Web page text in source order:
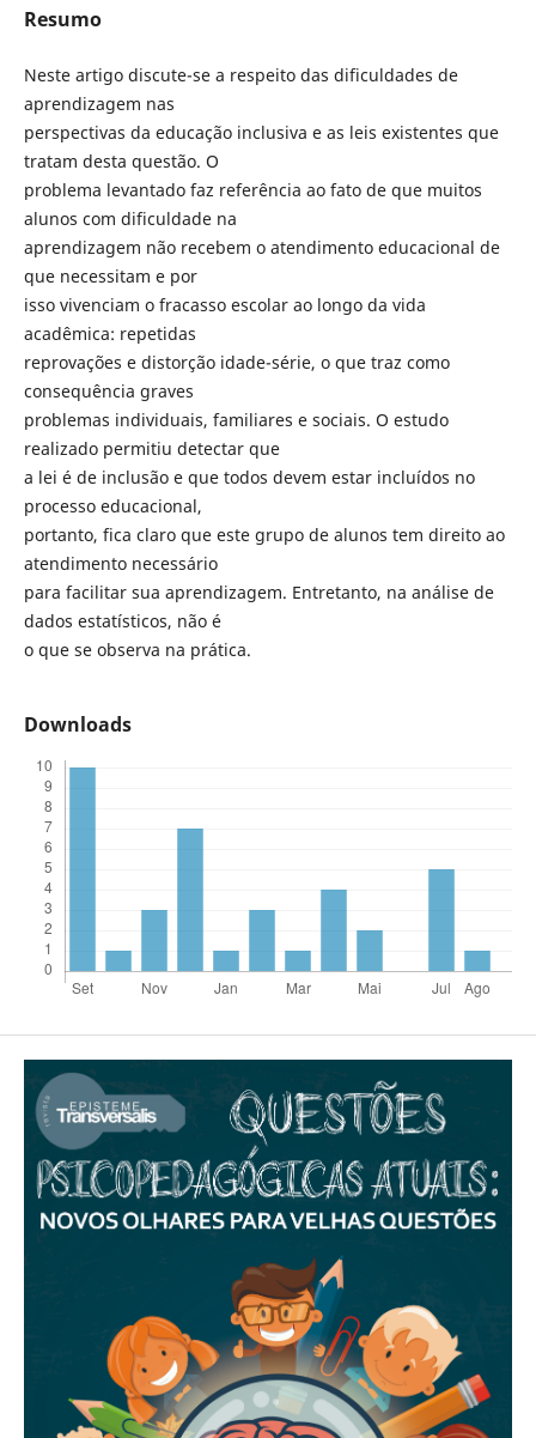
Resumo
Neste artigo discute-se a respeito das dificuldades de
aprendizagem nas
perspectivas da educação inclusiva e as leis existentes que
tratam desta questão. O
problema levantado faz referência ao fato de que muitos
alunos com dificuldade na
aprendizagem não recebem o atendimento educacional de
que necessitam e por
isso vivenciam o fracasso escolar ao longo da vida
acadêmica: repetidas
reprovações e distorção idade-série, o que traz como
consequência graves
problemas individuais, familiares e sociais. O estudo
realizado permitiu detectar que
a lei é de inclusão e que todos devem estar incluídos no
processo educacional,
portanto, fica claro que este grupo de alunos tem direito ao
atendimento necessário
para facilitar sua aprendizagem. Entretanto, na análise de
dados estatísticos, não é
o que se observa na prática.
Downloads